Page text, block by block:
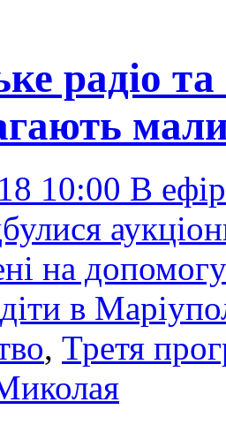
радіо
10:00 В
на
діти в
, Третя